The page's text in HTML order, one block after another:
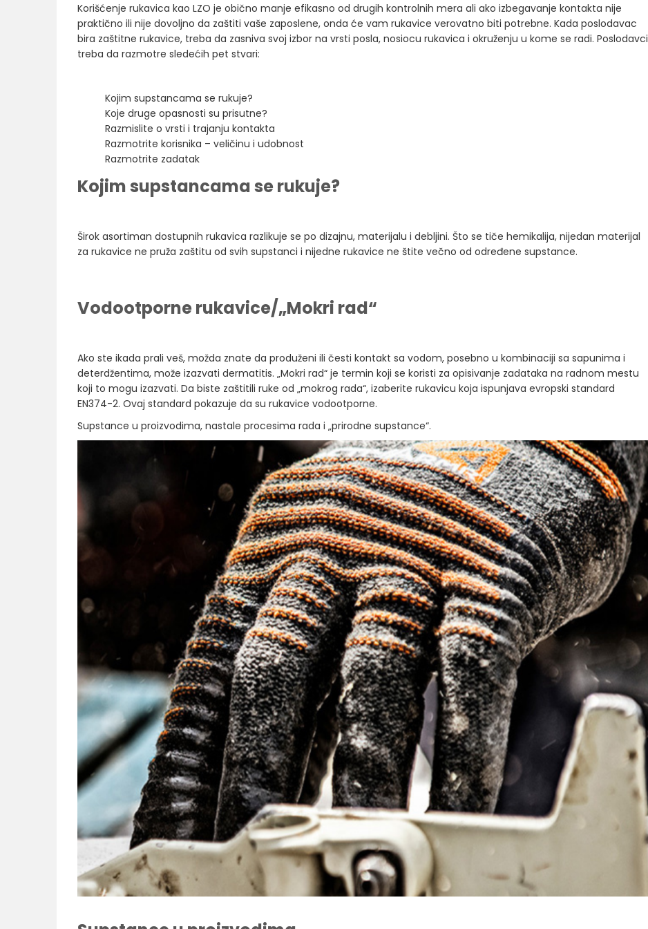
Korišćenje rukavica kao LZO je obično manje efikasno od drugih kontrolnih mera ali ako izbegavanje kontakta nije
praktično ili nije dovoljno da zaštiti vaše zaposlene, onda će vam rukavice verovatno biti potrebne. Kada poslodavac
bira zaštitne rukavice, treba da zasniva svoj izbor na vrsti posla, nosiocu rukavica i okruženju u kome se radi. Poslodavci
treba da razmotre sledećih pet stvari:
Kojim supstancama se rukuje?
Koje druge opasnosti su prisutne?
Razmislite o vrsti i trajanju kontakta
Razmotrite korisnika – veličinu i udobnost
Razmotrite zadatak
Kojim supstancama se rukuje?
Širok asortiman dostupnih rukavica razlikuje se po dizajnu, materijalu i debljini. Što se tiče hemikalija, nijedan materijal
za rukavice ne pruža zaštitu od svih supstanci i nijedne rukavice ne štite večno od određene supstance.
Vodootporne rukavice/„Mokri rad“
Ako ste ikada prali veš, možda znate da produženi ili česti kontakt sa vodom, posebno u kombinaciji sa sapunima i
deterdžentima, može izazvati dermatitis. „Mokri rad“ je termin koji se koristi za opisivanje zadataka na radnom mestu
koji to mogu izazvati. Da biste zaštitili ruke od „mokrog rada“, izaberite rukavicu koja ispunjava evropski standard
EN374-2. Ovaj standard pokazuje da su rukavice vodootporne.
Supstance u proizvodima, nastale procesima rada i „prirodne supstance“.